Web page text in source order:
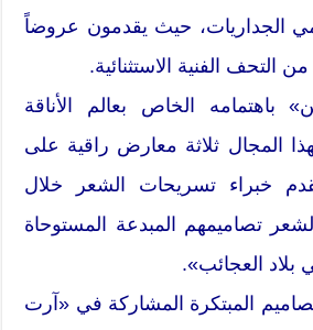
الجداريات، حيث يقدمون عروضاً
التحف الفنية الاستثنائية.
باهتمامه الخاص بعالم الأناقة
المجال ثلاثة معارض راقية على
خبراء تسريحات الشعر خلال
تصاميمهم المبدعة المستوحاة
العجائب».
المبتكرة المشاركة في «آرت